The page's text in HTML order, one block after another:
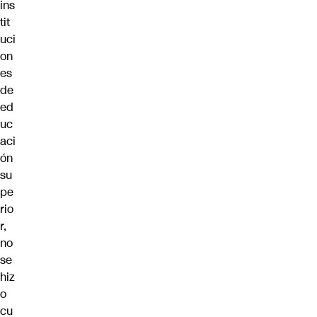
ins
tit
uci
on
es
de
ed
uc
aci
ón
su
pe
rio
r,
no
se
hiz
o
cu